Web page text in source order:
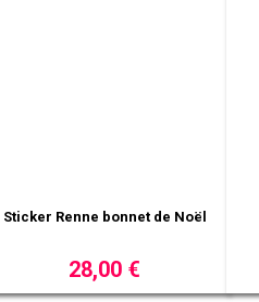
Sticker maison carrée
13,00 €